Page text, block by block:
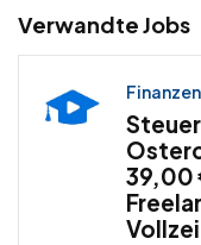
Verwandte Jobs
39,00